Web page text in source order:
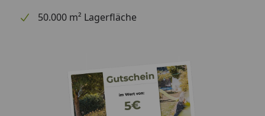
50.000 m² Lagerfläche